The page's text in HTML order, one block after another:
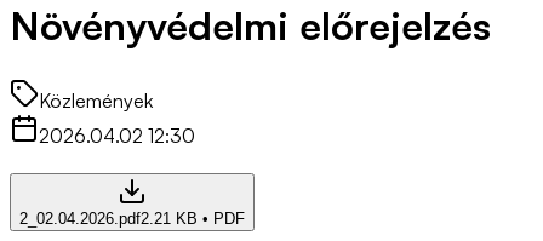
Növényvédelmi előrejelzés
Közlemények
2026.04.02 12:30
2_02.04.2026.pdf2.21 KB • PDF